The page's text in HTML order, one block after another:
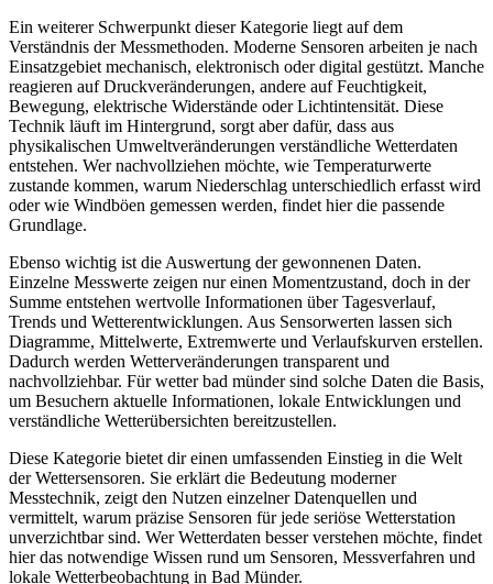
Ein weiterer Schwerpunkt dieser Kategorie liegt auf dem
Verständnis der Messmethoden. Moderne Sensoren arbeiten je nach
Einsatzgebiet mechanisch, elektronisch oder digital gestützt. Manche
reagieren auf Druckveränderungen, andere auf Feuchtigkeit,
Bewegung, elektrische Widerstände oder Lichtintensität. Diese
Technik läuft im Hintergrund, sorgt aber dafür, dass aus
physikalischen Umweltveränderungen verständliche Wetterdaten
entstehen. Wer nachvollziehen möchte, wie Temperaturwerte
zustande kommen, warum Niederschlag unterschiedlich erfasst wird
oder wie Windböen gemessen werden, findet hier die passende
Grundlage.
Ebenso wichtig ist die Auswertung der gewonnenen Daten.
Einzelne Messwerte zeigen nur einen Momentzustand, doch in der
Summe entstehen wertvolle Informationen über Tagesverlauf,
Trends und Wetterentwicklungen. Aus Sensorwerten lassen sich
Diagramme, Mittelwerte, Extremwerte und Verlaufskurven erstellen.
Dadurch werden Wetterveränderungen transparent und
nachvollziehbar. Für wetter bad münder sind solche Daten die Basis,
um Besuchern aktuelle Informationen, lokale Entwicklungen und
verständliche Wetterübersichten bereitzustellen.
Diese Kategorie bietet dir einen umfassenden Einstieg in die Welt
der Wettersensoren. Sie erklärt die Bedeutung moderner
Messtechnik, zeigt den Nutzen einzelner Datenquellen und
vermittelt, warum präzise Sensoren für jede seriöse Wetterstation
unverzichtbar sind. Wer Wetterdaten besser verstehen möchte, findet
hier das notwendige Wissen rund um Sensoren, Messverfahren und
lokale Wetterbeobachtung in Bad Münder.